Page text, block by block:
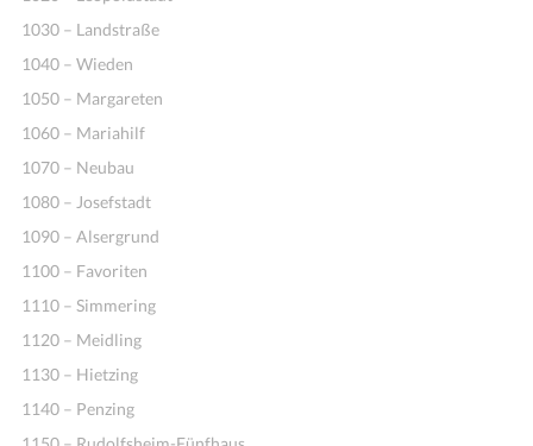
1030 – Landstraße
1040 – Wieden
1050 – Margareten
1060 – Mariahilf
1070 – Neubau
1080 – Josefstadt
1090 – Alsergrund
1100 – Favoriten
1110 – Simmering
1120 – Meidling
1130 – Hietzing
1140 – Penzing